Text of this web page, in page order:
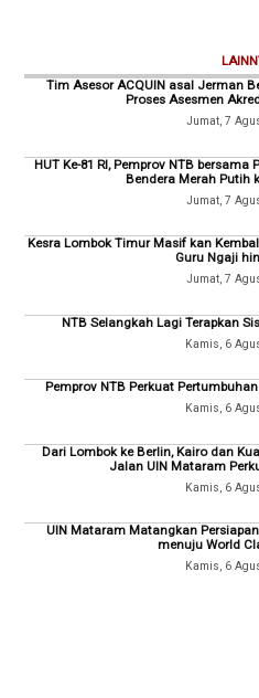
Tim Asesor ACQUIN asal Jerman
Proses Asesmen
Jumat, 7
HUT Ke-81 RI, Pemprov NTB
Bendera Merah Putih
Jumat, 7
Kesra Lombok Timur Masif kan
Guru Ngaji
Jumat, 7
NTB Selangkah Lagi Terapkan
Kamis, 6
Pemprov NTB Perkuat
Kamis, 6
Dari Lombok ke Berlin, Kairo dan
Jalan UIN Mataram
Kamis, 6
UIN Mataram Matangkan
menuju World
Kamis, 6